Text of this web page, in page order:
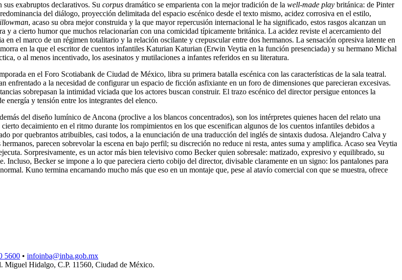
exabruptos declarativos. Su corpus dramático se emparienta con la mejor tradición de la well-made play británica: de Pinter
del diálogo, proyección delimitada del espacio escénico desde el texto mismo, acidez corrosiva en el estilo,
, acaso su obra mejor construida y la que mayor repercusión internacional le ha significado, estos rasgos alcanzan un
y a cierto humor que muchos relacionarían con una comicidad típicamente británica. La acidez reviste el acercamiento del
el marco de un régimen totalitario y la relación oscilante y crepuscular entre dos hermanos. La sensación opresiva latente en
en la que el escritor de cuentos infantiles Katurian Katurian (Erwin Veytia en la función presenciada) y su hermano Michal
o al menos incentivado, los asesinatos y mutilaciones a infantes referidos en su literatura.
en el Foro Scotiabank de Ciudad de México, libra su primera batalla escénica con las características de la sala teatral.
a la necesidad de configurar un espacio de ficción asfixiante en un foro de dimensiones que parecieran excesivas.
sobrepasan la intimidad viciada que los actores buscan construir. El trazo escénico del director persigue entonces la
energía y tensión entre los integrantes del elenco.
del diseño lumínico de Ancona (proclive a los blancos concentrados), son los intérpretes quienes hacen del relato una
decaimiento en el ritmo durante los rompimientos en los que escenifican algunos de los cuentos infantiles debidos a
por quebrantos atribuibles, casi todos, a la enunciación de una traducción del inglés de sintaxis dudosa. Alejandro Calva y
parecen sobrevolar la escena en bajo perfil; su discreción no reduce ni resta, antes suma y amplifica. Acaso sea Veytia
Sorpresivamente, es un actor más bien televisivo como Becker quien sobresale: matizado, expresivo y equilibrado, su
Becker se impone a lo que pareciera cierto cobijo del director, divisable claramente en un signo: los pantalones para
Kuno termina encarnando mucho más que eso en un montaje que, pese al atavío comercial con que se muestra, ofrece
5600 • infoinba@inba.gob.mx
Miguel Hidalgo, C.P. 11560, Ciudad de México.